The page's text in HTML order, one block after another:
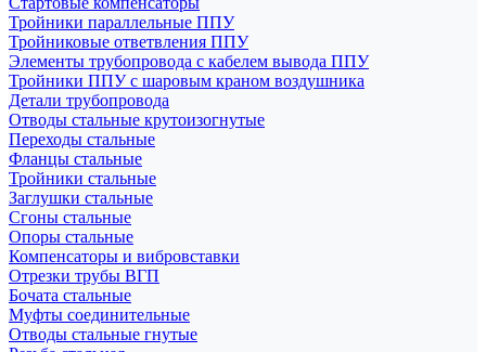
Тройники параллельные ППУ
Тройниковые ответвления ППУ
Элементы трубопровода с кабелем вывода ППУ
Тройники ППУ с шаровым краном воздушника
Детали трубопровода
Отводы стальные крутоизогнутые
Переходы стальные
Фланцы стальные
Тройники стальные
Заглушки стальные
Сгоны стальные
Опоры стальные
Компенсаторы и вибровставки
Отрезки трубы ВГП
Бочата стальные
Муфты соединительные
Отводы стальные гнутые